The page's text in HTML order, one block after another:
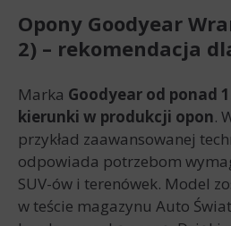
Opony Goodyear
2) – rekomendacja
Marka Goodyear od ponad
kierunki w produkcji opon.
przykład zaawansowanej
odpowiada potrzebom
SUV-ów i terenówek. Model
w teście magazynu Auto